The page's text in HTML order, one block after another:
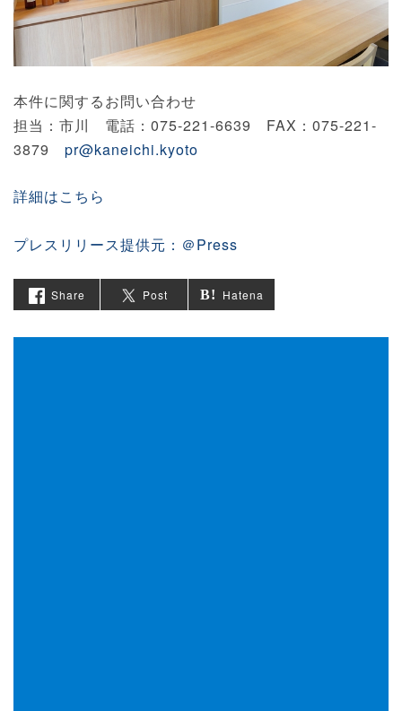
本件に関するお問い合わせ
担当：市川 電話：075-221-6639 FAX：075-221-
3879 pr@kaneichi.kyoto
詳細はこちら
プレスリリース提供元：＠Press
Share Post Hatena